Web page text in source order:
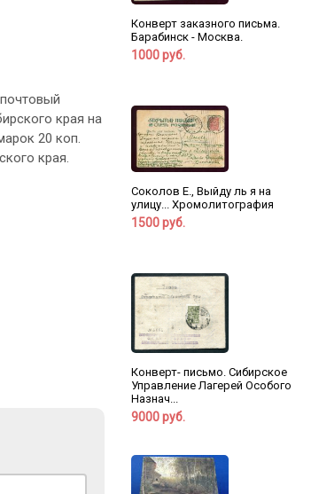
края на
20 коп.
края.
Конверт заказного письма.
Барабинск - Москва.
1000 руб.
Соколов Е., Выйду ль я на
улицу... Хромолитография
1500 руб.
Конверт- письмо. Сибирское
Управление Лагерей Особого
Назнач...
9000 руб.